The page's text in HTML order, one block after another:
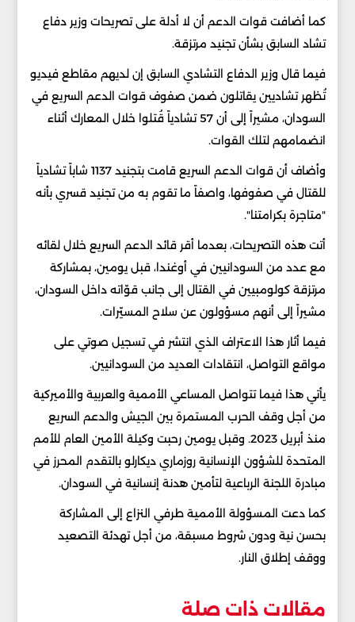
كما أضافت قوات الدعم أن لا أدلة على تصريحات وزير دفاع
تشاد السابق بشأن تجنيد مرتزقة.
فيما قال وزير الدفاع التشادي السابق إن لديهم مقاطع فيديو
تُظهر تشاديين يقاتلون ضمن صفوف قوات الدعم السريع في
السودان، مشيراً إلى أن 57 تشادياً قُتلوا خلال المعارك أثناء
انضمامهم لتلك القوات.
وأضاف أن قوات الدعم السريع قامت بتجنيد 1137 شاباً تشادياً
للقتال في صفوفها، واصفاً ما تقوم به من تجنيد قسري بأنه
"متاجرة بكرامتنا".
أتت هذه التصريحات، بعدما أقر قائد الدعم السريع خلال لقائه
مع عدد من السودانيين في أوغندا، قبل يومين، بمشاركة
مرتزقة كولومبيين في القتال إلى جانب قوّاته داخل السودان،
مشيراً إلى أنهم مسؤولون عن سلاح المسيّرات.
فيما أثار هذا الاعتراف الذي انتشر في تسجيل صوتي على
مواقع التواصل، انتقادات العديد من السودانيين.
يأتي هذا فيما تتواصل المساعي الأممية والعربية والأميركية
من أجل وقف الحرب المستمرة بين الجيش والدعم السريع
منذ أبريل 2023. وقبل يومين رحبت وكيلة الأمين العام للأمم
المتحدة للشؤون الإنسانية روزماري ديكارلو بالتقدم المحرز في
مبادرة اللجنة الرباعية لتأمين هدنة إنسانية في السودان.
كما دعت المسؤولة الأممية طرفي النزاع إلى المشاركة
بحسن نية ودون شروط مسبقة، من أجل تهدئة التصعيد
ووقف إطلاق النار.
مقالات ذات صلة